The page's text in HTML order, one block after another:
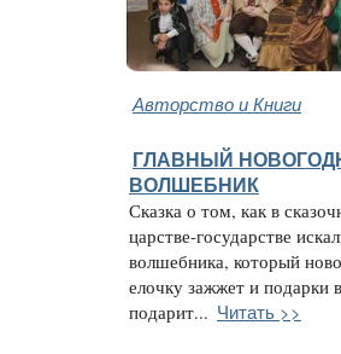
Авторство и Книги
ГЛАВНЫЙ
ВОЛШЕБНИК
Сказка о том, как в
царстве-государстве
волшебника, который
елочку зажжет и подарки
подарит... Читать >>